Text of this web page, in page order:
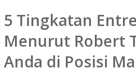
5 Tingkatan
Menurut Robert
Anda di Posisi